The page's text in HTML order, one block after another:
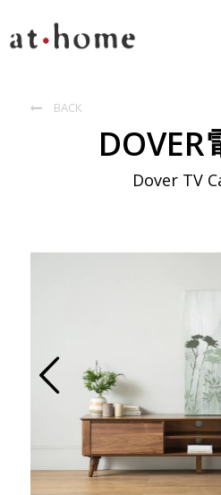
 BACK
DOVER
Dover TV
Prev